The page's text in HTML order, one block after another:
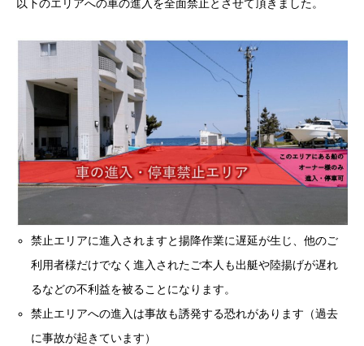
以下のエリアへの車の進入を全面禁止とさせて頂きました。
禁止エリアに進入されますと揚降作業に遅延が生じ、他のご
利用者様だけでなく進入されたご本人も出艇や陸揚げが遅れ
るなどの不利益を被ることになります。
禁止エリアへの進入は事故も誘発する恐れがあります（過去
に事故が起きています）